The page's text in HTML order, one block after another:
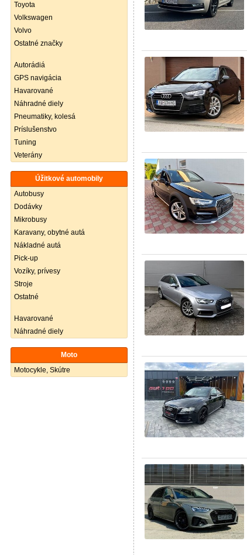
Toyota
Volkswagen
Volvo
Ostatné značky
Autorádiá
GPS navigácia
Havarované
Náhradné diely
Pneumatiky, kolesá
Príslušenstvo
Tuning
Veterány
Úžitkové automobily
Autobusy
Dodávky
Mikrobusy
Karavany, obytné autá
Nákladné autá
Pick-up
Vozíky, prívesy
Stroje
Ostatné
Havarované
Náhradné diely
Moto
Motocykle, Skútre